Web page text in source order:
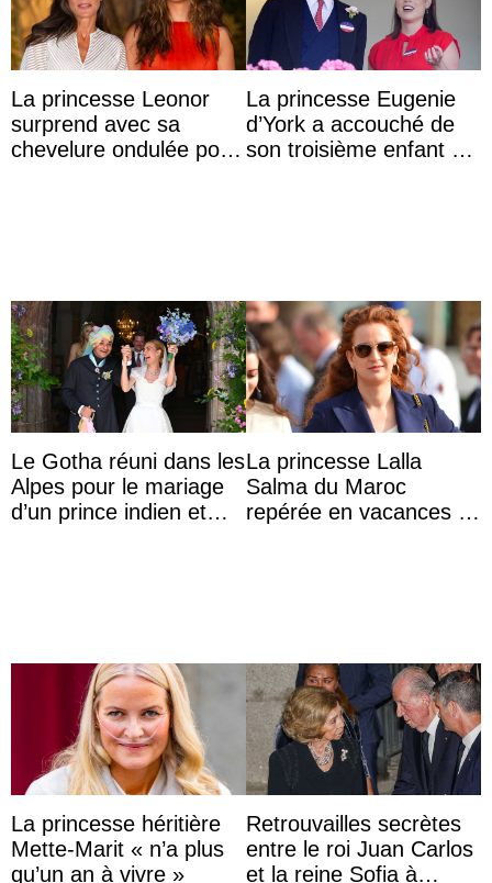
La princesse Leonor
surprend avec sa
chevelure ondulée pour
La princesse Eugenie
d’York a accouché de
son troisième enfant et
Le Gotha réuni dans les
Alpes pour le mariage
d’un prince indien et
La princesse Lalla
Salma du Maroc
repérée en vacances à
La princesse héritière
Mette-Marit « n’a plus
qu’un an à vivre »
Retrouvailles secrètes
entre le roi Juan Carlos
et la reine Sofia à